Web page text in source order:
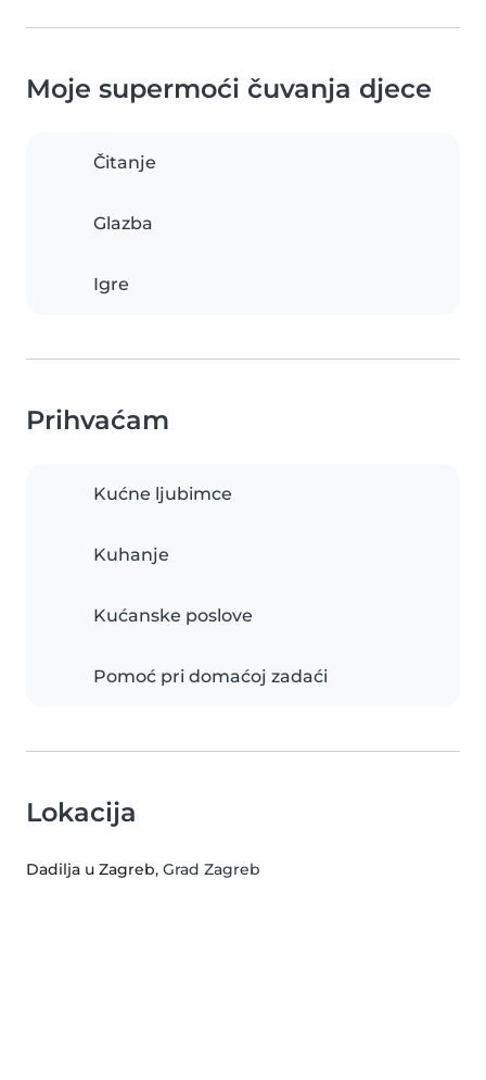
Moje supermoći čuvanja djece
Čitanje
Glazba
Igre
Prihvaćam
Kućne ljubimce
Kuhanje
Kućanske poslove
Pomoć pri domaćoj zadaći
Lokacija
Dadilja u Zagreb, Grad Zagreb